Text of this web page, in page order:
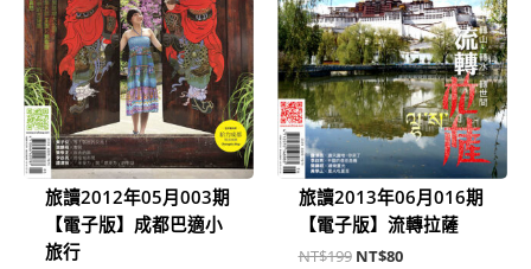
旅讀2012年05月003期
【電子版】成都巴適小
旅行
旅讀2013年06月016期
【電子版】流轉拉薩
NT$199 NT$80